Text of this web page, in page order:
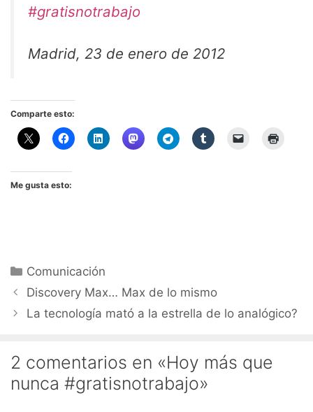
#gratisnotrabajo
Madrid, 23 de enero de 2012
Comparte esto:
Me gusta esto:
Categorías
Comunicación
Discovery Max… Max de lo mismo
La tecnología mató a la estrella de lo analógico?
2 comentarios en «Hoy más que
nunca #gratisnotrabajo»